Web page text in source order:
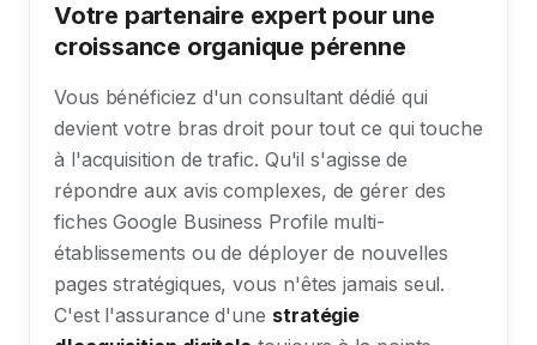
Votre partenaire expert pour une
croissance organique pérenne
Vous bénéficiez d'un consultant dédié qui
devient votre bras droit pour tout ce qui touche
à l'acquisition de trafic. Qu'il s'agisse de
répondre aux avis complexes, de gérer des
fiches Google Business Profile multi-
établissements ou de déployer de nouvelles
pages stratégiques, vous n'êtes jamais seul.
C'est l'assurance d'une stratégie